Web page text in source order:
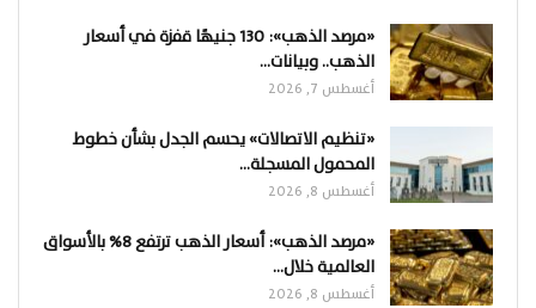
«مرصد الذهب»: 130 جنيهًا قفزة في أسعار
الذهب.. وبيانات…
أغسطس 7, 2026
«تنظيم الاتصالات» يحسم الجدل بشأن خطوط
المحمول المسجلة…
أغسطس 8, 2026
«مرصد الذهب»: أسعار الذهب ترتفع 8% بالأسواق
العالمية خلال…
أغسطس 8, 2026